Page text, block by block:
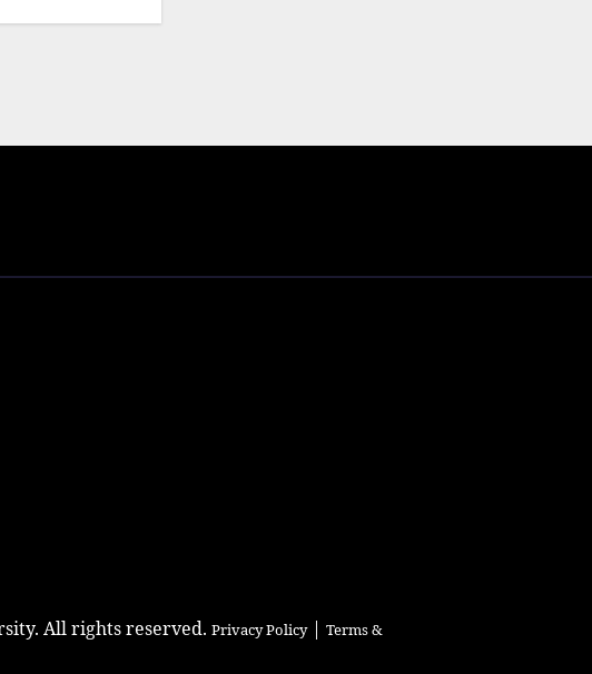
All rights reserved. Privacy Policy| Terms &